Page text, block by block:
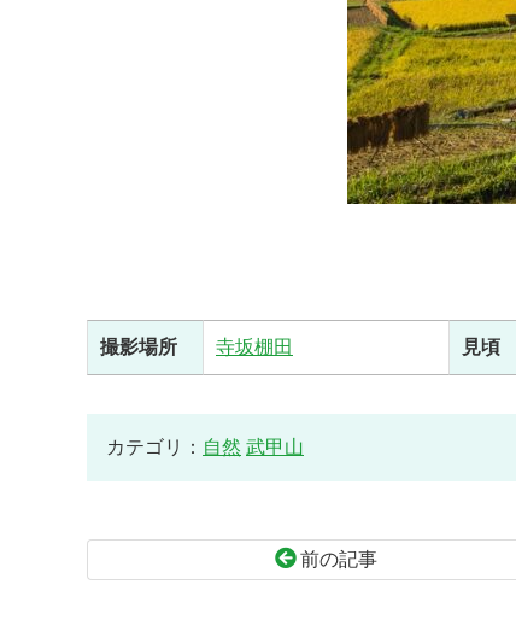
撮影場所 寺坂棚田 見頃
カテゴリ： 自然 武甲山
前の記事